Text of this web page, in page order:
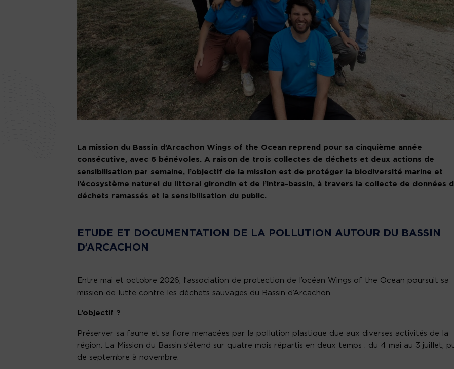
La mission du Bassin d’Arcachon Wings of the Ocean reprend pour sa cinquième année
consécutive, avec 6 bénévoles. A raison de trois collectes de déchets et deux actions de
sensibilisation par semaine, l’objectif de la mission est de protéger la biodiversité marine et
l’écosystème naturel du littoral girondin et de l’intra-bassin, à travers la collecte de données
déchets ramassés et la sensibilisation du public.
ETUDE ET DOCUMENTATION DE LA POLLUTION AUTOUR DU BASSIN
D’ARCACHON
Entre mai et octobre 2026, l’association de protection de l’océan Wings of the Ocean poursuit sa
mission de lutte contre les déchets sauvages du Bassin d’Arcachon.
L’objectif ?
Préserver sa faune et sa flore menacées par la pollution plastique due aux diverses activités de la
région. La Mission du Bassin s’étend sur quatre mois répartis en deux temps : du 4 mai au 3 juillet,
de septembre à novembre.